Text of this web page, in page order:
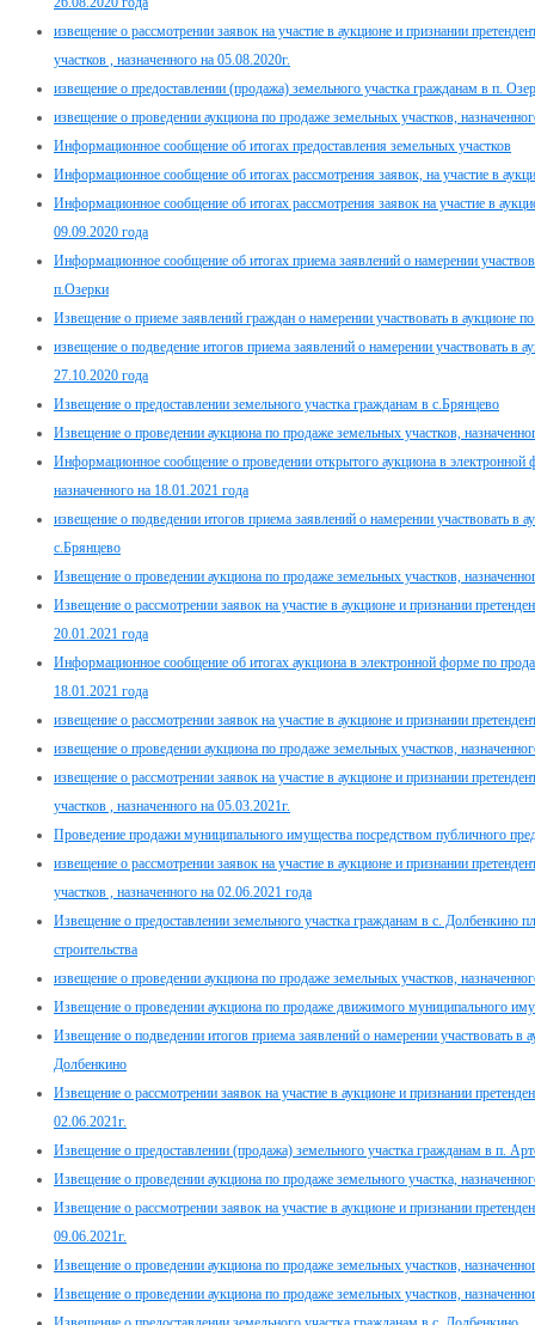
извещение о рассмотрении заявок на участие в аукционе и признании
участков , назначенного на 05.08.2020г.
извещение о предоставлении (продажа) земельного участка гражданам в п.
извещение о проведении аукциона по продаже земельных участков,
Информационное сообщение об итогах предоставления земельных участков
Информационное сообщение об итогах рассмотрения заявок, на участие в
Информационное сообщение об итогах рассмотрения заявок на участие в
09.09.2020 года
Информационное сообщение об итогах приема заявлений о намерении
п.Озерки
Извещение о приеме заявлений граждан о намерении участвовать в аукционе
извещение о подведение итогов приема заявлений о намерении участвовать в
27.10.2020 года
Извещение о предоставлении земельного участка гражданам в с.Брянцево
Извещение о проведении аукциона по продаже земельных участков,
Информационное сообщение о проведении открытого аукциона в
назначенного на 18.01.2021 года
извещение о подведении итогов приема заявлений о намерении участвовать в
с.Брянцево
Извещение о проведении аукциона по продаже земельных участков,
Извещение о рассмотрении заявок на участие в аукционе и признании
20.01.2021 года
Информационное сообщение об итогах аукциона в электронной форме по
18.01.2021 года
извещение о рассмотрении заявок на участие в аукционе и признании
извещение о проведении аукциона по продаже земельных участков,
извещение о рассмотрении заявок на участие в аукционе и признании
участков , назначенного на 05.03.2021г.
Проведение продажи муниципального имущества посредством публичного
извещение о рассмотрении заявок на участие в аукционе и признании
участков , назначенного на 02.06.2021 года
Извещение о предоставлении земельного участка гражданам в с.
строительства
извещение о проведении аукциона по продаже земельных участков,
Извещение о проведении аукциона по продаже движимого муниципального
Извещение о подведении итогов приема заявлений о намерении участвовать в
Долбенкино
Извещение о рассмотрении заявок на участие в аукционе и признании
02.06.2021г.
Извещение о предоставлении (продажа) земельного участка гражданам в п.
Извещение о проведении аукциона по продаже земельного участка,
Извещение о рассмотрении заявок на участие в аукционе и признании
09.06.2021г.
Извещение о проведении аукциона по продаже земельных участков,
Извещение о проведении аукциона по продаже земельных участков,